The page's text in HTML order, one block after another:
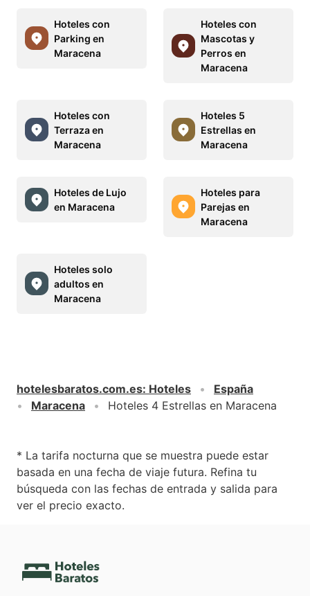
Hoteles con
Parking en
Maracena
Hoteles con
Mascotas y
Perros en
Maracena
Hoteles con
Terraza en
Maracena
Hoteles 5
Estrellas en
Maracena
Hoteles de Lujo
en Maracena
Hoteles para
Parejas en
Maracena
Hoteles solo
adultos en
Maracena
hotelesbaratos.com.es: Hoteles
España
Maracena
Hoteles 4 Estrellas en Maracena
* La tarifa nocturna que se muestra puede estar
basada en una fecha de viaje futura. Refina tu
búsqueda con las fechas de entrada y salida para
ver el precio exacto.